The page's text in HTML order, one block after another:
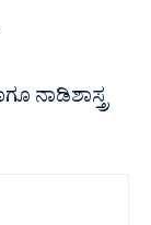
ನಾಡಿಶಾಸ್ತ್ರ